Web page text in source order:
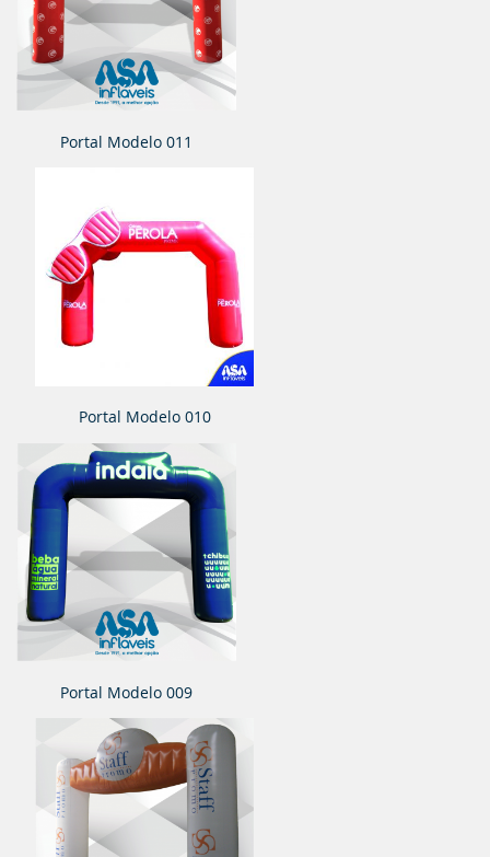
Portal Modelo 011
Portal Modelo 010
Portal Modelo 009